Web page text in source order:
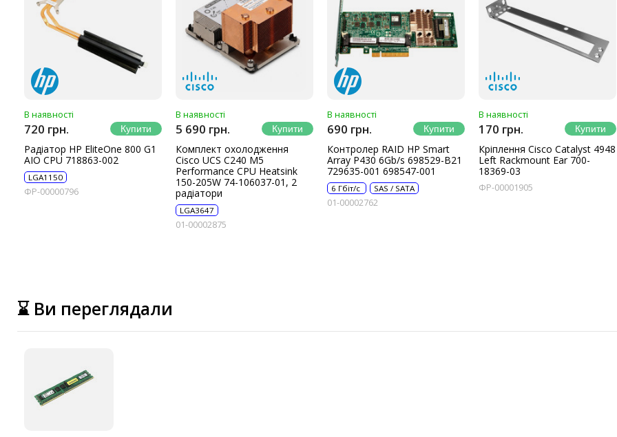
В наявності
720 грн.
Радіатор HP EliteOne 800 G1
AIO CPU 718863-002
LGA1150
ФР-00000796
В наявності
5 690 грн.
Комплект охолодження
Cisco UCS C240 M5
Performance CPU Heatsink
150-205W 74-106037-01, 2
радіатори
LGA3647
01-00002875
В наявності
690 грн.
Контролер RAID HP Smart
Array P430 6Gb/s 698529-B21
729635-001 698547-001
6 Гбіт/с SAS / SATA
01-00002762
В наявності
170 грн.
Кріплення Cisco Catalyst 4948
Left Rackmount Ear 700-
18369-03
ФР-00001905
⌛ Ви переглядали